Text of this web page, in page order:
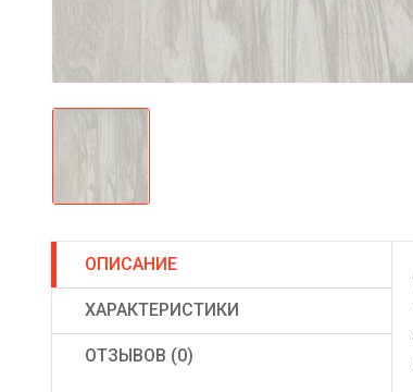
ОПИСАНИЕ
ХАРАКТЕРИСТИКИ
ОТЗЫВОВ (0)